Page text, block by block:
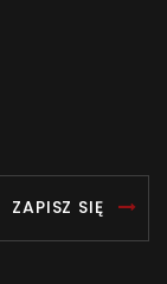
ZAPISZ SIĘ